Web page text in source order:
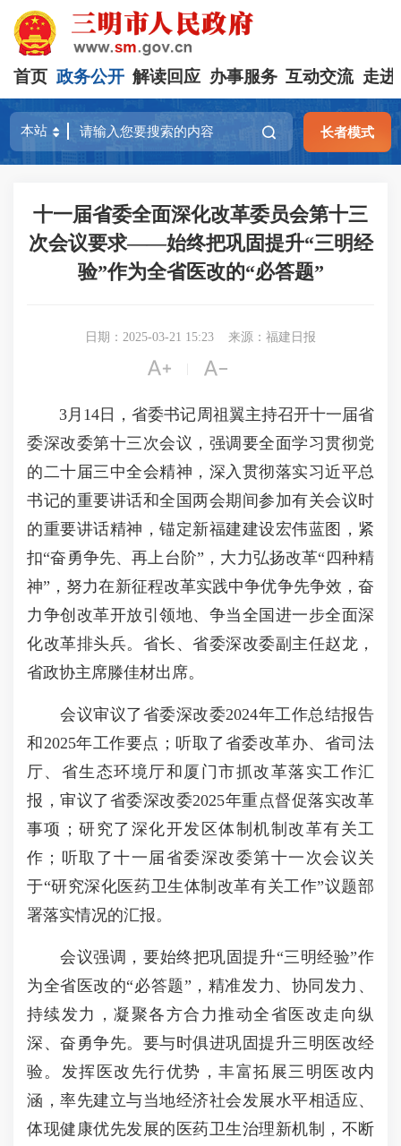
首页 政务公开 解读回应 办事服务 互动交流 走进
长者模式
十一届省委全面深化改革委员会第十三
次会议要求——始终把巩固提升“三明经
验”作为全省医改的“必答题”
日期：2025-03-21 15:23 来源：福建日报
 
3月14日，省委书记周祖翼主持召开十一届省
委深改委第十三次会议，强调要全面学习贯彻党
的二十届三中全会精神，深入贯彻落实习近平总
书记的重要讲话和全国两会期间参加有关会议时
的重要讲话精神，锚定新福建建设宏伟蓝图，紧
扣“奋勇争先、再上台阶”，大力弘扬改革“四种精
神”，努力在新征程改革实践中争优争先争效，奋
力争创改革开放引领地、争当全国进一步全面深
化改革排头兵。省长、省委深改委副主任赵龙，
省政协主席滕佳材出席。
会议审议了省委深改委2024年工作总结报告
和2025年工作要点；听取了省委改革办、省司法
厅、省生态环境厅和厦门市抓改革落实工作汇
报，审议了省委深改委2025年重点督促落实改革
事项；研究了深化开发区体制机制改革有关工
作；听取了十一届省委深改委第十一次会议关
于“研究深化医药卫生体制改革有关工作”议题部
署落实情况的汇报。
会议强调，要始终把巩固提升“三明经验”作
为全省医改的“必答题”，精准发力、协同发力、
持续发力，凝聚各方合力推动全省医改走向纵
深、奋勇争先。要与时俱进巩固提升三明医改经
验。发挥医改先行优势，丰富拓展三明医改内
涵，率先建立与当地经济社会发展水平相适应、
体现健康优先发展的医药卫生治理新机制，不断